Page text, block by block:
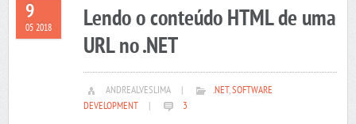
9
05 2018
Lendo o conteúdo HTML de uma
URL no .NET
ANDREALVESLIMA .NET,SOFTWARE
DEVELOPMENT
3